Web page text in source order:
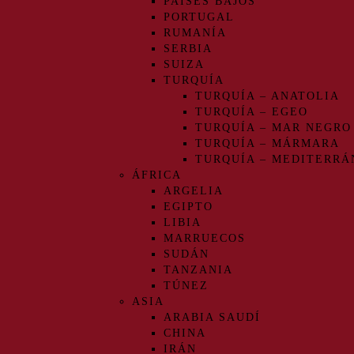
PORTUGAL
RUMANÍA
SERBIA
SUIZA
TURQUÍA
TURQUÍA – ANATOLIA
TURQUÍA – EGEO
TURQUÍA – MAR NEGRO
TURQUÍA – MÁRMARA
TURQUÍA –
ÁFRICA
ARGELIA
EGIPTO
LIBIA
MARRUECOS
SUDÁN
TANZANIA
TÚNEZ
ASIA
ARABIA SAUDÍ
CHINA
IRÁN